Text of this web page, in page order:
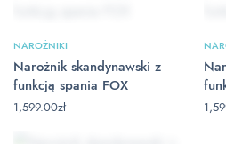
NAROŻNIKI
Narożnik skandynawski z
funkcją spania FOX
1,599.00zł